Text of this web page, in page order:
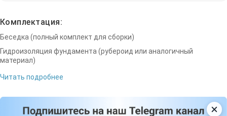
Комплектация:
Беседка (полный комплект для сборки)
Гидроизоляция фундамента (рубероид или аналогичный
материал)
Читать подробнее